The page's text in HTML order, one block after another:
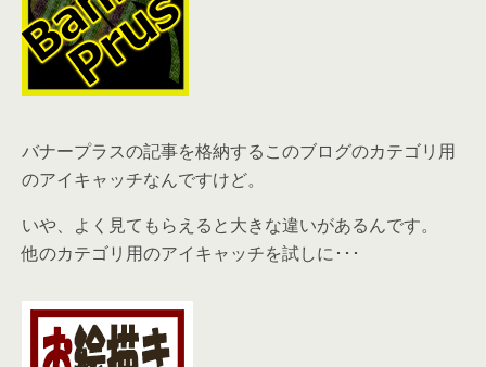
バナープラスの記事を格納するこのブログのカテゴリ用
のアイキャッチなんですけど。
いや、よく見てもらえると大きな違いがあるんです。
他のカテゴリ用のアイキャッチを試しに･･･